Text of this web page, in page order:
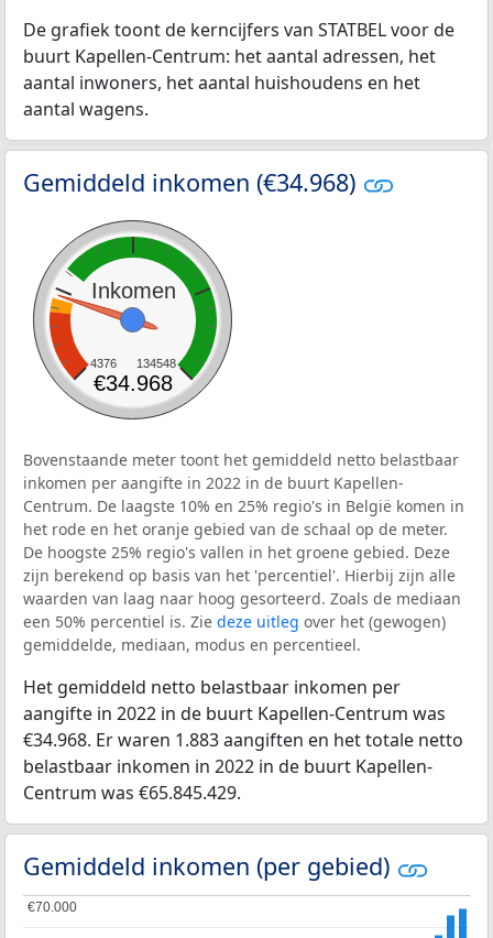
De grafiek toont de kerncijfers van STATBEL voor de
buurt Kapellen-Centrum: het aantal adressen, het
aantal inwoners, het aantal huishoudens en het
aantal wagens.
Gemiddeld inkomen (€34.968)
Inkomen
4376 134548
€34.968
Bovenstaande meter toont het gemiddeld netto belastbaar
inkomen per aangifte in 2022 in de buurt Kapellen-
Centrum. De laagste 10% en 25% regio's in België komen in
het rode en het oranje gebied van de schaal op de meter.
De hoogste 25% regio's vallen in het groene gebied. Deze
zijn berekend op basis van het 'percentiel'. Hierbij zijn alle
waarden van laag naar hoog gesorteerd. Zoals de mediaan
een 50% percentiel is. Zie deze uitleg over het (gewogen)
gemiddelde, mediaan, modus en percentieel.
Het gemiddeld netto belastbaar inkomen per
aangifte in 2022 in de buurt Kapellen-Centrum was
€34.968. Er waren 1.883 aangiften en het totale netto
belastbaar inkomen in 2022 in de buurt Kapellen-
Centrum was €65.845.429.
Gemiddeld inkomen (per gebied)
€70.000
€70.000